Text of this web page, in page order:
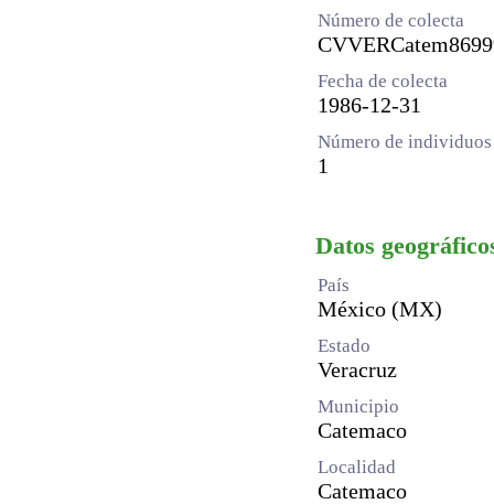
Número de colecta
Fecha de colecta
1986-12-31
Número de
1
Datos
País
México (MX)
Estado
Veracruz
Municipio
Catemaco
Localidad
Catemaco